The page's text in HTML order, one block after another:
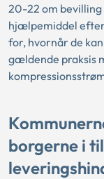
20-22 om
hjælpemiddel
for, hvornår de
gældende praksis
borgerne i